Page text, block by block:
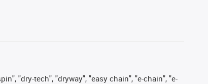
"dry-tech", "dryway", "easy chain", "e-chain", "e-